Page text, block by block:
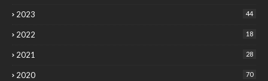
2023 44
2022 18
2021 28
2020 70